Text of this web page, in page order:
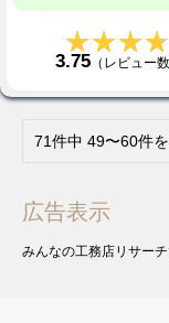
3.75 （レビュー数
71件中 49〜60件
広告表示
みんなの工務店リサー